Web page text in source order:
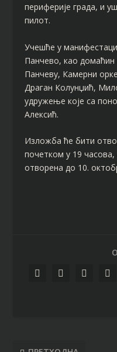
периферије града, и
пилот.
Учешће у
Панчево, као домаћин
Панчеву, Камерни
Драган Колунџић,
удружење које са
Алексић.
Изложба ће бити
почетком у 19
отворена до 10.